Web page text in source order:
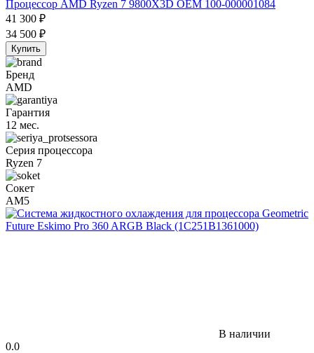
Процессор AMD Ryzen 7 9800X3D OEM 100-000001084
41 300 ₽
34 500 ₽
Купить
Бренд
AMD
Гарантия
12 мес.
Серия процессора
Ryzen 7
Сокет
AM5
В наличии
0.0